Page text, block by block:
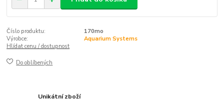
Číslo produktu:
170mo
Výrobce:
Aquarium Systems
Hlídat cenu / dostupnost
Do oblíbených
Unikátní zboží